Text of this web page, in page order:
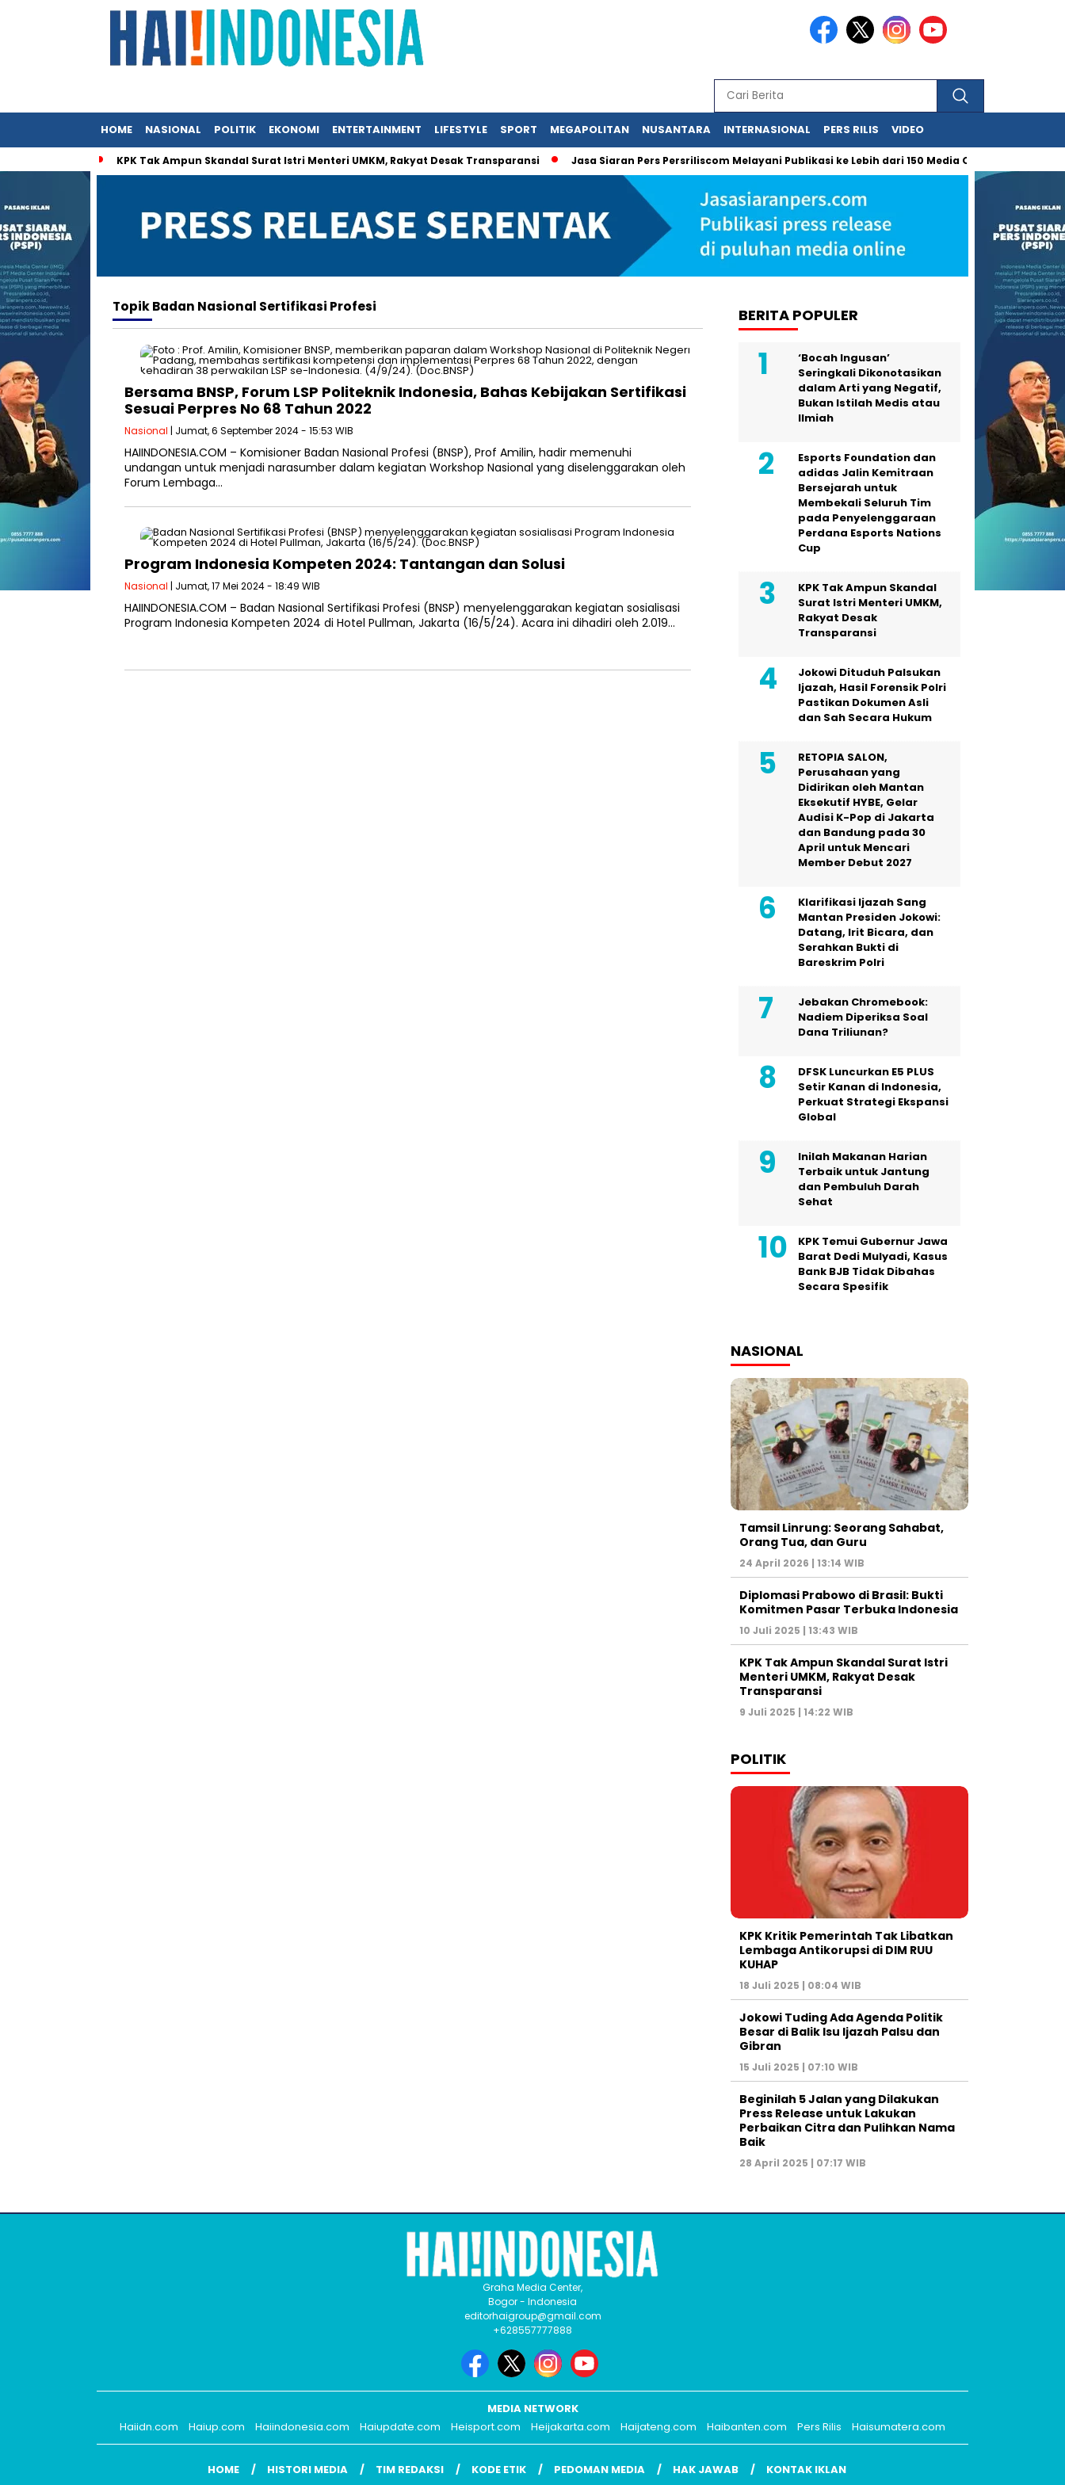
HOME NASIONAL POLITIK EKONOMI ENTERTAINMENT LIFESTYLE SPORT MEGAPOLITAN NUSANTARA INTERNASIONAL PERS RILIS VIDEO
KPK Tak Ampun Skandal Surat Istri Menteri UMKM, Rakyat Desak Transparansi Jasa Siaran Pers Persriliscom Melayani Publikasi ke Lebih dari 150 Media Online Berbagai
TopikBadan Nasional Sertifikasi Profesi
Bersama BNSP, Forum LSP Politeknik Indonesia, Bahas Kebijakan Sertifikasi
Sesuai Perpres No 68 Tahun 2022
Nasional | Jumat, 6 September 2024 - 15:53 WIB
HAIINDONESIA.COM – Komisioner Badan Nasional Profesi (BNSP), Prof Amilin, hadir memenuhi
undangan untuk menjadi narasumber dalam kegiatan Workshop Nasional yang diselenggarakan oleh
Forum Lembaga…
Program Indonesia Kompeten 2024: Tantangan dan Solusi
Nasional | Jumat, 17 Mei 2024 - 18:49 WIB
HAIINDONESIA.COM – Badan Nasional Sertifikasi Profesi (BNSP) menyelenggarakan kegiatan sosialisasi
Program Indonesia Kompeten 2024 di Hotel Pullman, Jakarta (16/5/24). Acara ini dihadiri oleh 2.019…
BERITA POPULER
‘Bocah Ingusan’
Seringkali Dikonotasikan
dalam Arti yang Negatif,
Bukan Istilah Medis atau
Ilmiah
Esports Foundation dan
adidas Jalin Kemitraan
Bersejarah untuk
Membekali Seluruh Tim
pada Penyelenggaraan
Perdana Esports Nations
Cup
KPK Tak Ampun Skandal
Surat Istri Menteri UMKM,
Rakyat Desak
Transparansi
Jokowi Dituduh Palsukan
Ijazah, Hasil Forensik Polri
Pastikan Dokumen Asli
dan Sah Secara Hukum
RETOPIA SALON,
Perusahaan yang
Didirikan oleh Mantan
Eksekutif HYBE, Gelar
Audisi K-Pop di Jakarta
dan Bandung pada 30
April untuk Mencari
Member Debut 2027
Klarifikasi Ijazah Sang
Mantan Presiden Jokowi:
Datang, Irit Bicara, dan
Serahkan Bukti di
Bareskrim Polri
Jebakan Chromebook:
Nadiem Diperiksa Soal
Dana Triliunan?
DFSK Luncurkan E5 PLUS
Setir Kanan di Indonesia,
Perkuat Strategi Ekspansi
Global
Inilah Makanan Harian
Terbaik untuk Jantung
dan Pembuluh Darah
Sehat
KPK Temui Gubernur Jawa
Barat Dedi Mulyadi, Kasus
Bank BJB Tidak Dibahas
Secara Spesifik
NASIONAL
Tamsil Linrung: Seorang Sahabat,
Orang Tua, dan Guru
24 April 2026 | 13:14 WIB
Diplomasi Prabowo di Brasil: Bukti
Komitmen Pasar Terbuka Indonesia
10 Juli 2025 | 13:43 WIB
KPK Tak Ampun Skandal Surat Istri
Menteri UMKM, Rakyat Desak
Transparansi
9 Juli 2025 | 14:22 WIB
POLITIK
KPK Kritik Pemerintah Tak Libatkan
Lembaga Antikorupsi di DIM RUU
KUHAP
18 Juli 2025 | 08:04 WIB
Jokowi Tuding Ada Agenda Politik
Besar di Balik Isu Ijazah Palsu dan
Gibran
15 Juli 2025 | 07:10 WIB
Beginilah 5 Jalan yang Dilakukan
Press Release untuk Lakukan
Perbaikan Citra dan Pulihkan Nama
Baik
28 April 2025 | 07:17 WIB
Graha Media Center,
Bogor - Indonesia
editorhaigroup@gmail.com
+628557777888
MEDIA NETWORK
Haiidn.com
Haiup.com Haiindonesia.com Haiupdate.com Heisport.com Heijakarta.com Haijateng.com Haibanten.com Pers Rilis Haisumatera.com
HOME HISTORI MEDIA TIM REDAKSI KODE ETIK PEDOMAN MEDIA HAK JAWAB KONTAK IKLAN